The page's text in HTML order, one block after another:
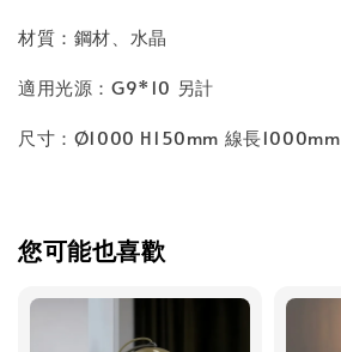
材質：鋼材、水晶
適用光源：G9*10 另計
尺寸：Ø1000 H150mm 線長1000mm
您可能也喜歡